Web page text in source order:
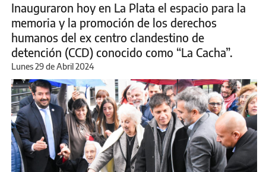
Inauguraron hoy en La Plata el espacio para la
memoria y la promoción de los derechos
humanos del ex centro clandestino de
detención (CCD) conocido como “La Cacha”.
Lunes 29 de Abril 2024